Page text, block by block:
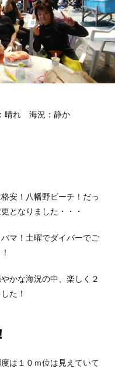
晴れ 海況：静か
安！八幡野ビーチ！だっ
となりました・・・
マ！土曜でダイバーでご
かな海況の中、楽しく２
た！
は１０ｍ位は見えていて